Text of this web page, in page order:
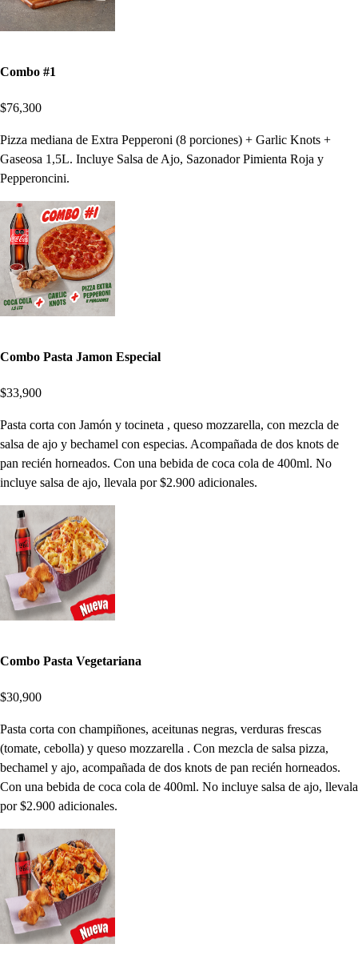
Combo #1
$76,300
Pizza mediana de Extra Pepperoni (8 porciones) + Garlic Knots +
Gaseosa 1,5L. Incluye Salsa de Ajo, Sazonador Pimienta Roja y
Pepperoncini.
Combo Pasta Jamon Especial
$33,900
Pasta corta con Jamón y tocineta , queso mozzarella, con mezcla de
salsa de ajo y bechamel con especias. Acompañada de dos knots de
pan recién horneados. Con una bebida de coca cola de 400ml. No
incluye salsa de ajo, llevala por $2.900 adicionales.
Combo Pasta Vegetariana
$30,900
Pasta corta con champiñones, aceitunas negras, verduras frescas
(tomate, cebolla) y queso mozzarella . Con mezcla de salsa pizza,
bechamel y ajo, acompañada de dos knots de pan recién horneados.
Con una bebida de coca cola de 400ml. No incluye salsa de ajo, llevala
por $2.900 adicionales.